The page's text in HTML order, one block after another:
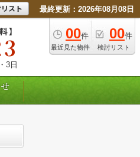
スト 最終更新：2026年08月08日
00件
最近見た物件
00件
検討リスト
】
3日